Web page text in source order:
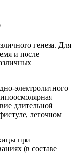
генеза. Для
и после
электролитного
длительной
легочном
при
(в составе